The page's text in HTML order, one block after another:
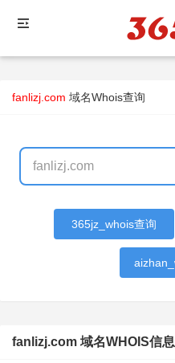
fanlizj.com 域名Whois查询
365jz_whois查询
fanlizj.com 域名WHOIS信